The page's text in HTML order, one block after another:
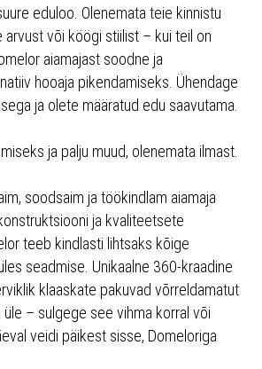
eduloo. Olenemata teie kinnistu
arvust või köögi stiilist – kui teil on
aiamajast soodne ja
hooaja pikendamiseks. Ühendage
ja olete määratud edu saavutama.
ja palju muud, olenemata ilmast.
soodsaim ja töökindlam aiamaja
ja kvaliteetsete
teeb kindlasti lihtsaks kõige
seadmise. Unikaalne 360-kraadine
klaaskate pakuvad võrreldamatut
üle – sulgege see vihma korral või
veidi päikest sisse, Domeloriga